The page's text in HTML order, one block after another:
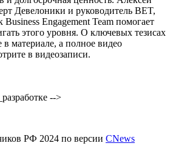
Девелоники и руководитель BET,
Business Engagement Team помогает
этого уровня. О ключевых тезисах
в материале, а полное видео
в видеозаписи.
-->
РФ 2024 по версии CNews